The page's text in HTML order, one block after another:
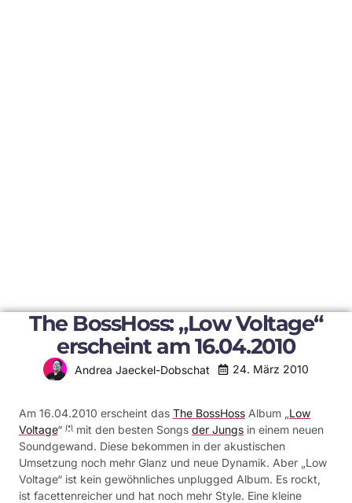
The BossHoss: „Low Voltage“
erscheint am 16.04.2010
Andrea Jaeckel-Dobschat 24. März 2010
Am 16.04.2010 erscheint das The BossHoss Album „Low
Voltage“ (*) mit den besten Songs der Jungs in einem neuen
Soundgewand. Diese bekommen in der akustischen
Umsetzung noch mehr Glanz und neue Dynamik. Aber „Low
Voltage“ ist kein gewöhnliches unplugged Album. Es rockt,
ist facettenreicher und hat noch mehr Style. Eine kleine